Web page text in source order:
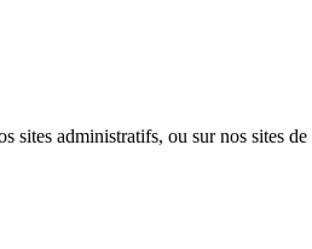
sites administratifs, ou sur nos sites